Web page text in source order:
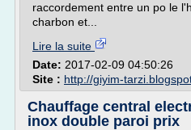
raccordement entre un po le
charbon et...
Lire la suite
Date: 2017-02-09 04:50:26
Site : http://giyim-
Chauffage central
inox double paroi prix